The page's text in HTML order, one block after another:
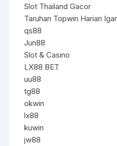
Slot Thailand Gacor
Taruhan Topwin Harian
qs88
Jun88
Slot & Casino
LX88 BET
uu88
tg88
okwin
lx88
kuwin
jw88